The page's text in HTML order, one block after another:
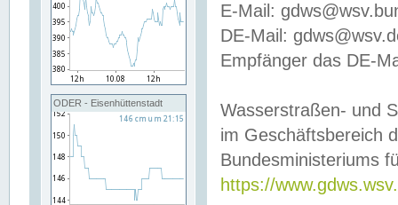
ODER - Eisenhüttenstadt
E-Mail:
DE-Mail:
Empfänger das DE-
Wasserstraßen- und
im Geschäftsbereich
Bundesministeriums
https://